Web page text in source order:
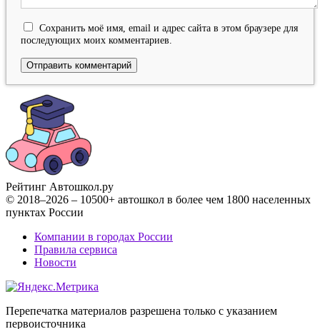
Сохранить моё имя, email и адрес сайта в этом браузере для
последующих моих комментариев.
Рейтинг Автошкол.ру
© 2018–2026 – 10500+ автошкол в более чем 1800 населенных
пунктах России
Компании в городах России
Правила сервиса
Новости
Перепечатка материалов разрешена только с указанием
первоисточника